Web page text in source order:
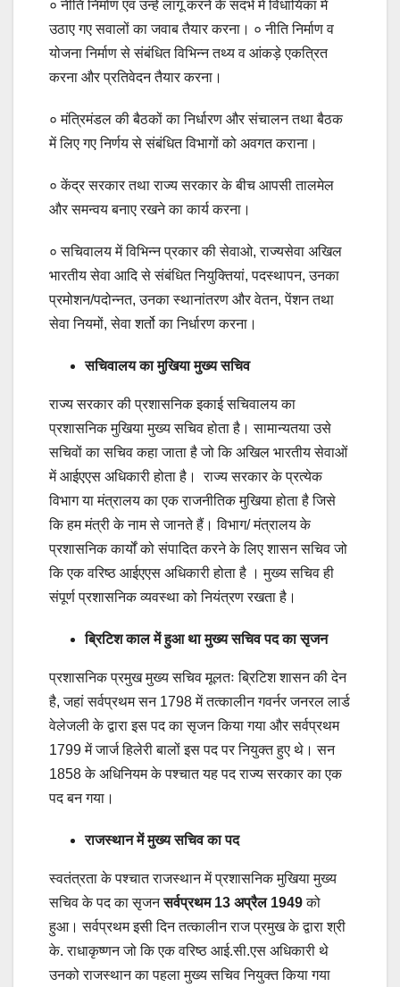
० नीति निर्माण एवं उन्हें लागू करने के संदर्भ में विधायिका में
उठाए गए सवालों का जवाब तैयार करना। ० नीति निर्माण व
योजना निर्माण से संबंधित विभिन्न तथ्य व आंकड़े एकत्रित
करना और प्रतिवेदन तैयार करना।
० मंत्रिमंडल की बैठकों का निर्धारण और संचालन तथा बैठक
में लिए गए निर्णय से संबंधित विभागों को अवगत कराना।
० केंद्र सरकार तथा राज्य सरकार के बीच आपसी तालमेल
और समन्वय बनाए रखने का कार्य करना।
० सचिवालय में विभिन्न प्रकार की सेवाओ, राज्यसेवा अखिल
भारतीय सेवा आदि से संबंधित नियुक्तियां, पदस्थापन, उनका
प्रमोशन/पदोन्नत, उनका स्थानांतरण और वेतन, पेंशन तथा
सेवा नियमों, सेवा शर्तो का निर्धारण करना।
सचिवालय का मुखिया मुख्य सचिव
राज्य सरकार की प्रशासनिक इकाई सचिवालय का
प्रशासनिक मुखिया मुख्य सचिव होता है। सामान्यतया उसे
सचिवों का सचिव कहा जाता है जो कि अखिल भारतीय सेवाओं
में आईएएस अधिकारी होता है। राज्य सरकार के प्रत्येक
विभाग या मंत्रालय का एक राजनीतिक मुखिया होता है जिसे
कि हम मंत्री के नाम से जानते हैं। विभाग/ मंत्रालय के
प्रशासनिक कार्यों को संपादित करने के लिए शासन सचिव जो
कि एक वरिष्ठ आईएएस अधिकारी होता है । मुख्य सचिव ही
संपूर्ण प्रशासनिक व्यवस्था को नियंत्रण रखता है।
ब्रिटिश काल में हुआ था मुख्य सचिव पद का सृजन
प्रशासनिक प्रमुख मुख्य सचिव मूलतः ब्रिटिश शासन की देन
है, जहां सर्वप्रथम सन 1798 में तत्कालीन गवर्नर जनरल लार्ड
वेलेजली के द्वारा इस पद का सृजन किया गया और सर्वप्रथम
1799 में जार्ज हिलेरी बालों इस पद पर नियुक्त हुए थे। सन
1858 के अधिनियम के पश्चात यह पद राज्य सरकार का एक
पद बन गया।
राजस्थान में मुख्य सचिव का पद
स्वतंत्रता के पश्चात राजस्थान में प्रशासनिक मुखिया मुख्य
सचिव के पद का सृजनसर्वप्रथम 13 अप्रैल 1949को
हुआ। सर्वप्रथम इसी दिन तत्कालीन राज प्रमुख के द्वारा श्री
के. राधाकृष्णन जो कि एक वरिष्ठ आई.सी.एस अधिकारी थे
उनको राजस्थान का पहला मुख्य सचिव नियुक्त किया गया